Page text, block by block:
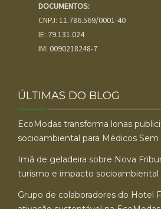
DOCUMENTOS:
CNPJ: 11.786.569/0001-40
IE: 79.131.024
IM: 0090218248-7
ÚLTIMAS DO BLOG
EcoModas transforma lonas
socioambiental para Médicos Sem
Imã de geladeira sobre Nova
turismo e impacto socioambiental
Grupo de colaboradores do Hotel